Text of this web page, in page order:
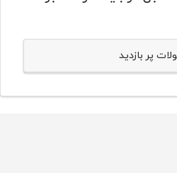
پر بازدید